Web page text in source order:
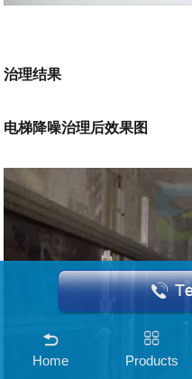
治理结果
电梯降噪治理后效果图
Home Products